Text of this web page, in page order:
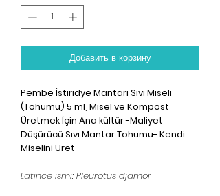
Добавить в корзину
Pembe İstiridye Mantarı Sıvı Miseli
(Tohumu) 5 ml, Misel ve Kompost
Üretmek İçin Ana kültür -Maliyet
Düşürücü Sıvı Mantar Tohumu- Kendi
Miselini Üret
Latince ismi: Pleurotus djamor